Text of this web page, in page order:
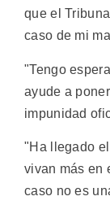
que el
caso de mi
"Tengo
ayude a
impunidad
"Ha llegado
vivan más en
caso no es